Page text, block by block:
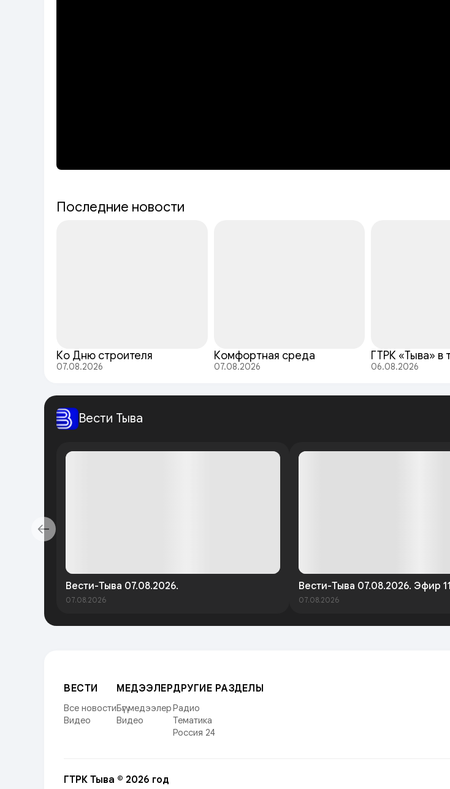
Последние новости
Ко Дню строителя
07.08.2026
Комфортная среда
07.08.2026
ГТРК «Тыва» в
06.08.2026
Вести Тыва
Вести-Тыва 07.08.2026.
07.08.2026
Вести-Тыва 07.08.2026. Эфир
07.08.2026
ВЕСТИ
Все новости
Видео
МЕДЭЭЛЕР
Бүгү медээлер
Видео
ДРУГИЕ РАЗДЕЛЫ
Радио
Тематика
Россия 24
ГТРК Тыва © 2026 год